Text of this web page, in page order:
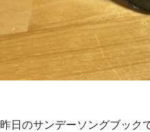
昨日のサンデーソングブック